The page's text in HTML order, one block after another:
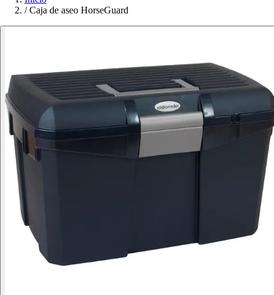
/ Caja de aseo HorseGuard